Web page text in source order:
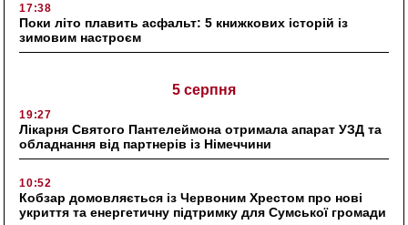
17:38
Поки літо плавить асфальт: 5 книжкових історій із
зимовим настроєм
5 серпня
19:27
Лікарня Святого Пантелеймона отримала апарат УЗД та
обладнання від партнерів із Німеччини
10:52
Кобзар домовляється із Червоним Хрестом про нові
укриття та енергетичну підтримку для Сумської громади